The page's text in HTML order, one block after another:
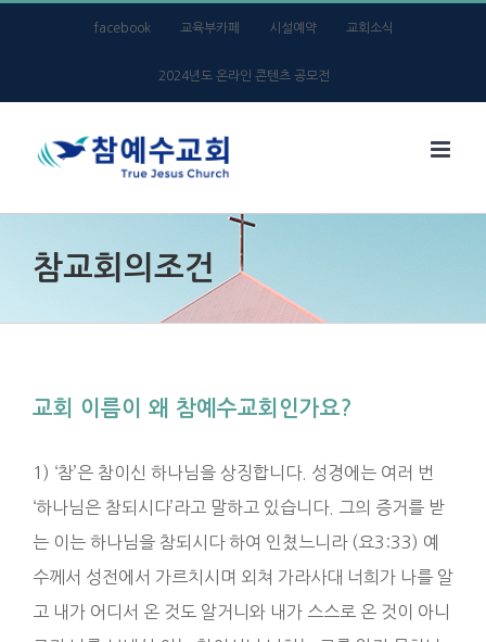
facebook 교육부카페 시설예약 교회소식
2024년도 온라인 콘텐츠 공모전
참교회의조건
교회 이름이 왜 참예수교회인가요?
1) ‘참’은 참이신 하나님을 상징합니다. 성경에는 여러 번
‘하나님은 참되시다’라고 말하고 있습니다. 그의 증거를 받
는 이는 하나님을 참되시다 하여 인쳤느니라 (요3:33) 예
수께서 성전에서 가르치시며 외쳐 가라사대 너희가 나를 알
고 내가 어디서 온 것도 알거니와 내가 스스로 온 것이 아니